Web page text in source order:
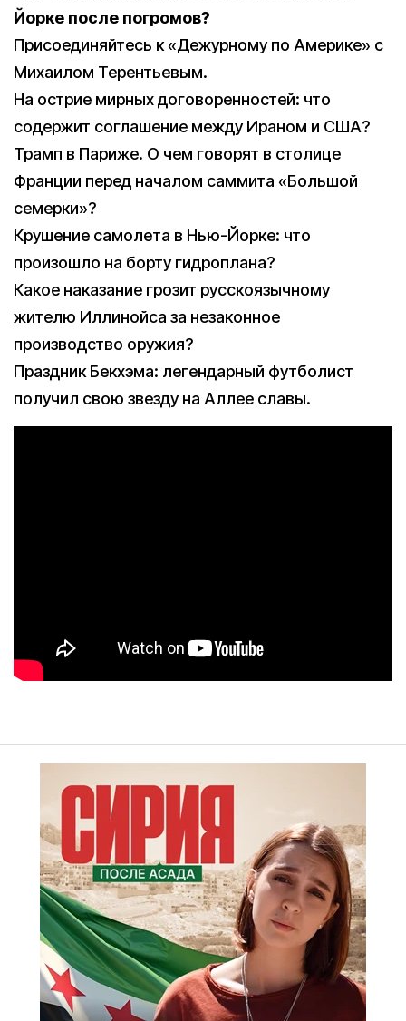
Йорке после погромов?
Присоединяйтесь к «Дежурному по Америке» с
Михаилом Терентьевым.
На острие мирных договоренностей: что
содержит соглашение между Ираном и США?
Трамп в Париже. О чем говорят в столице
Франции перед началом саммита «Большой
семерки»?
Крушение самолета в Нью-Йорке: что
произошло на борту гидроплана?
Какое наказание грозит русскоязычному
жителю Иллинойса за незаконное
производство оружия?
Праздник Бекхэма: легендарный футболист
получил свою звезду на Аллее славы.